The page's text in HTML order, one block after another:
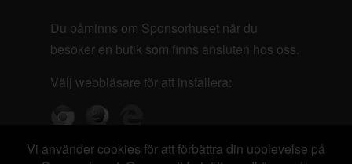
Du påminns om Sponsorhuset när du
besöker en butik som finns ansluten hos oss.
Välj webbläsare för att installera:
Vi använder cookies för att förbättra din upplevelse på